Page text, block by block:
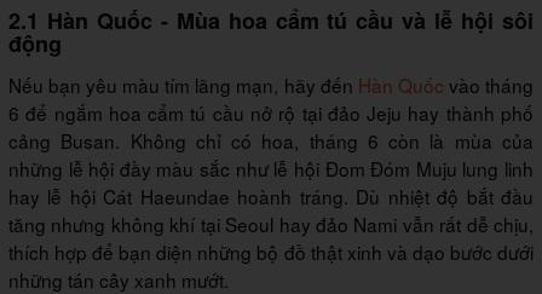
2.1 Hàn Quốc - Mùa hoa cẩm tú cầu và lễ hội sôi
động
Nếu bạn yêu màu tím lãng mạn, hãy đến Hàn Quốc vào tháng
6 để ngắm hoa cẩm tú cầu nở rộ tại đảo Jeju hay thành phố
cảng Busan. Không chỉ có hoa, tháng 6 còn là mùa của
những lễ hội đầy màu sắc như lễ hội Đom Đóm Muju lung linh
hay lễ hội Cát Haeundae hoành tráng. Dù nhiệt độ bắt đầu
tăng nhưng không khí tại Seoul hay đảo Nami vẫn rất dễ chịu,
thích hợp để bạn diện những bộ đồ thật xinh và dạo bước dưới
những tán cây xanh mướt.